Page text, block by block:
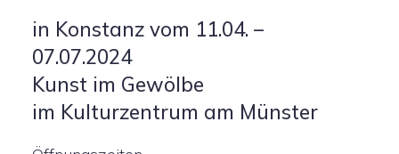
in Konstanz vom 11.04. –
07.07.2024
Kunst im Gewölbe
im Kulturzentrum am Münster